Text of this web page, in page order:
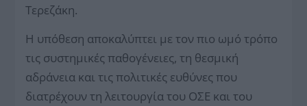
Τερεζάκη.
Η υπόθεση αποκαλύπτει με τον πιο ωμό τρόπο
τις συστημικές παθογένειες, τη θεσμική
αδράνεια και τις πολιτικές ευθύνες που
διατρέχουν τη λειτουργία του ΟΣΕ και του